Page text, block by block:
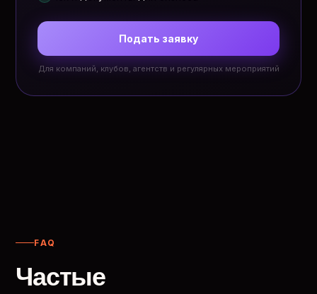
Подать заявку
Для компаний, клубов, агентств и регулярных мероприятий
FAQ
Частые